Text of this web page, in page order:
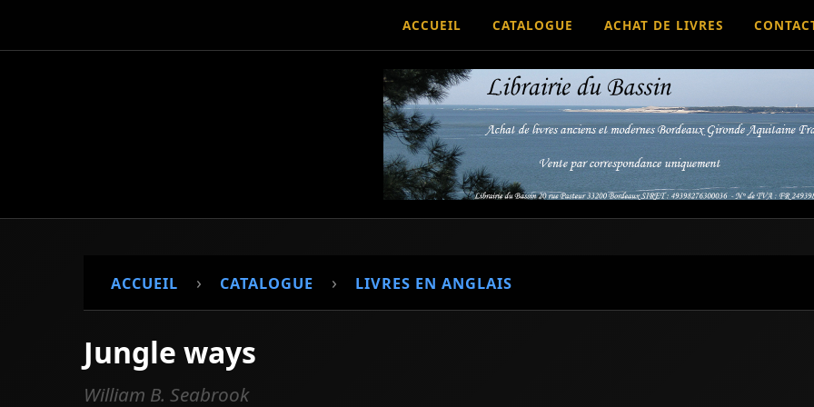
ACCUEIL CATALOGUE ACHAT DE LIVRES
ACCUEIL › CATALOGUE › LIVRES EN ANGLAIS
Jungle ways
William B. Seabrook